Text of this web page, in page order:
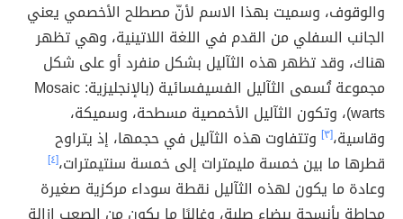
والوقوف، وسميت بهذا الاسم لأنّ مصطلح الأخصمي يعني
الجانب السفلي من القدم في اللغة اللاتينية، وهي تظهر
هناك، وقد تظهر هذه الثآليل بشكل منفرد أو على شكل
مجموعة تُسمى الثآليل الفسيفسائية (بالإنجليزية: Mosaic
warts)، وتكون الثآليل الأخمصية مسطحة، وسميكة،
وقاسية،[٣]
وتتفاوت هذه الثآليل في حجمها، إذ يتراوح
قطرها ما بين خمسة مليمترات إلى خمسة سنتيمترات،[٤]
وعادة ما يكون لهذه الثآليل نقطة سوداء مركزية صغيرة